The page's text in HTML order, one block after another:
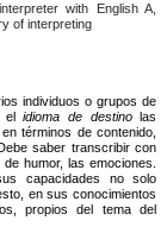
with English A,
of interpreting
individuos o grupos de
elidioma de destinolas
términos de contenido,
saber transcribir con
humor, las emociones.
capacidades no solo
en sus conocimientos
propios del tema del